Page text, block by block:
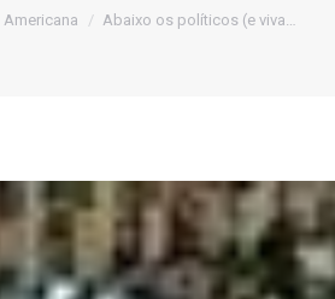
Americana Abaixo os políticos (e viva…